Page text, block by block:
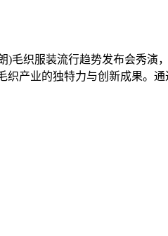
织服装流行趋势发布会秀演
织产业的独特力与创新成果。